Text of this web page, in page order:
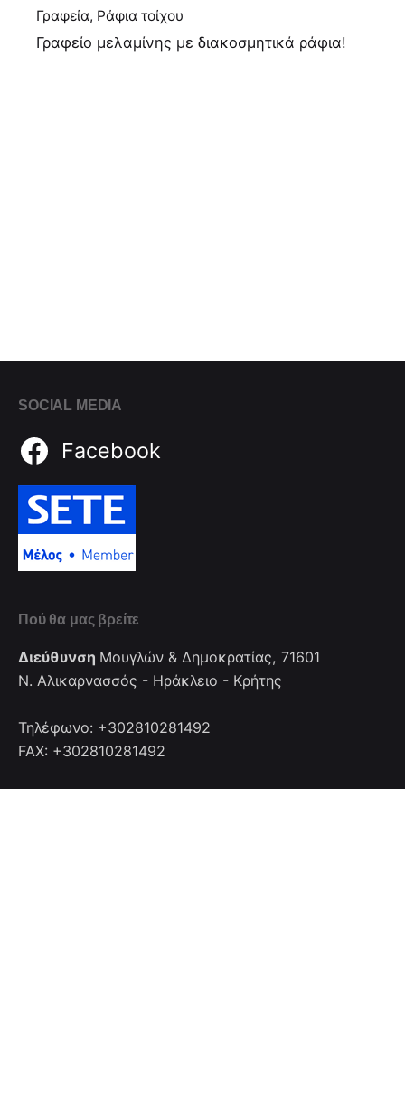
Γραφεία Ράφια τοίχου
Γραφείο μελαμίνης με διακοσμητικά ράφια!
SOCIAL MEDIA
Facebook
Πού θα μας βρείτε
Διεύθυνση Μουγλών & Δημοκρατίας, 71601
Ν. Αλικαρνασσός - Ηράκλειο - Κρήτης
Τηλέφωνο: +302810281492
FAX: +302810281492